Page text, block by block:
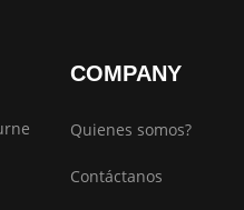
COMPANY
Quienes somos?
Contáctanos